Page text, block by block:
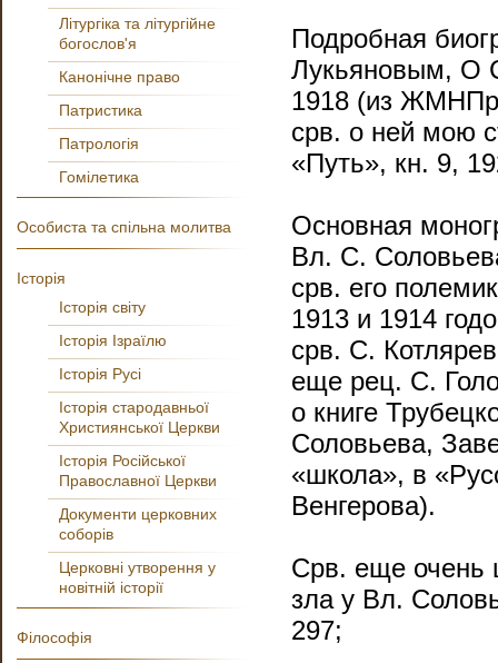
Подробная
Лукьяновым, О
1918 (из
срв. о ней мою
«Путь», кн. 9,
Основная
Вл. С.
срв. его
1913 и 1914
срв. С.
еще рец. С.
о книге
Соловьева,
«школа», в
Венгерова).
Срв. еще очень
зла у Вл.
297;
Літургіка та літургійне
богослов'я
Канонічне право
Патристика
Патрологія
Гомілетика
Особиста та спільна молитва
Історія
Історія світу
Історія Ізраїлю
Історія Русі
Історія стародавньої
Християнської Церкви
Історія Російської
Православної Церкви
Документи церковних
соборів
Церковні утворення у
новітній історії
Філософія